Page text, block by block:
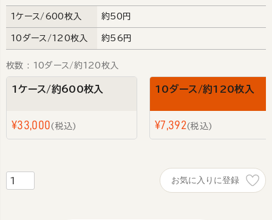
1ケース/600枚入 約50円
10ダース/120枚入 約56円
枚数 10ダース/約120枚入
1ケース/約600枚入
¥33,000 税込
10ダース/約120枚入
¥7,392 税込
お気に入りに登録